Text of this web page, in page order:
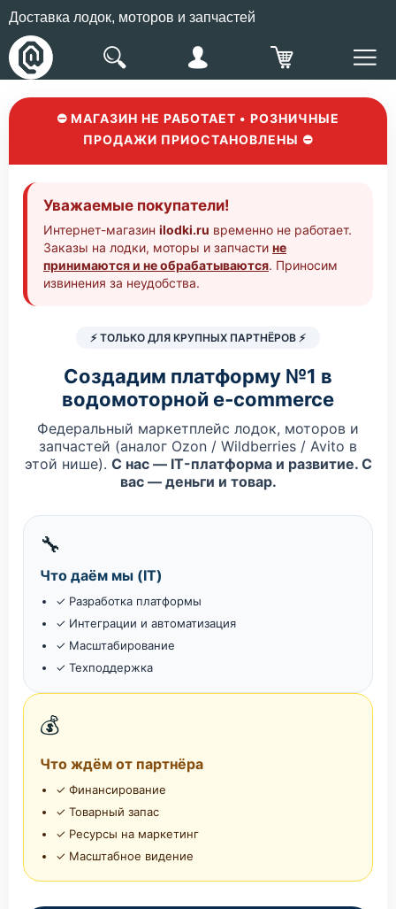
Доставка лодок, моторов и запчастей
⛔ МАГАЗИН НЕ РАБОТАЕТ • РОЗНИЧНЫЕ
ПРОДАЖИ ПРИОСТАНОВЛЕНЫ ⛔
Уважаемые покупатели!
Интернет-магазин ilodki.ru временно не работает.
Заказы на лодки, моторы и запчасти не
принимаются и не обрабатываются. Приносим
извинения за неудобства.
⚡ ТОЛЬКО ДЛЯ КРУПНЫХ ПАРТНЁРОВ ⚡
Создадим платформу №1 в
водомоторной e‑commerce
Федеральный маркетплейс лодок, моторов и
запчастей (аналог Ozon / Wildberries / Avito в
этой нише). С нас — IT-платформа и развитие. С
вас — деньги и товар.
🔧
Что даём мы (IT)
✓ Разработка платформы
✓ Интеграции и автоматизация
✓ Масштабирование
✓ Техподдержка
💰
Что ждём от партнёра
✓ Финансирование
✓ Товарный запас
✓ Ресурсы на маркетинг
✓ Масштабное видение